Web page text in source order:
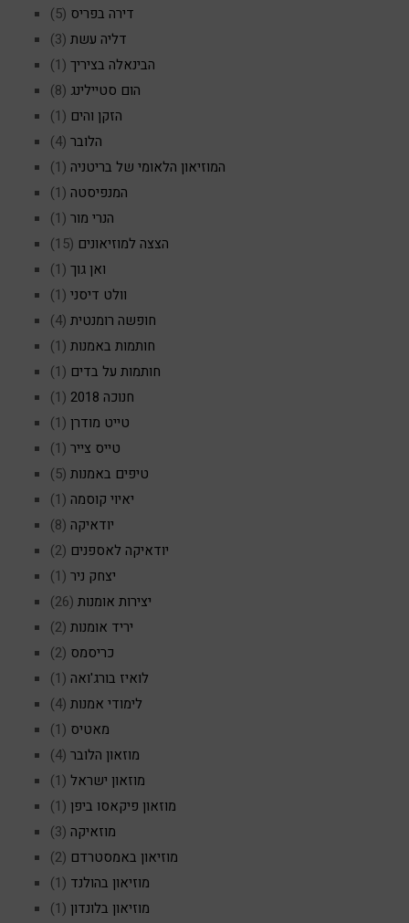
דירה בפריס (5)
דליה עשת (3)
הבינאלה בציריך (1)
הום סטיילינג (8)
הזקן והים (1)
הלובר (4)
המוזיאון הלאומי של בריטניה (1)
המנפיסטה (1)
הנרי מור (1)
הצצה למוזיאונים (15)
ואן גוך (1)
וולט דיסני (1)
חופשה רומנטית (4)
חותמות באמנות (1)
חותמות על בדים (1)
חנוכה 2018
(1)
טייט מודרן (1)
טייס צייר (1)
טיפים באמנות (5)
יאיוי קוסמה (1)
יודאיקה (8)
יודאיקה לאספנים (2)
יצחק ניר (1)
יצירות אומנות (26)
יריד אומנות (2)
כריסמס (2)
לואיז בורג'ואה (1)
לימודי אמנות (4)
מאטיס (1)
מוזאון הלובר (4)
מוזאון ישראל (1)
מוזאון פיקאסו ביפן (1)
מוזאיקה (3)
מוזיאון באמסטרדם (2)
מוזיאון בהולנד (1)
מוזיאון בלונדון (1)